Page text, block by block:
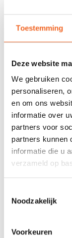
Toestemming
Deze website
We gebruiken
personaliseren,
en om ons
informatie over
partners voor
partners kunnen
informatie die u
verzameld op
Noodzakelijk
Voorkeuren